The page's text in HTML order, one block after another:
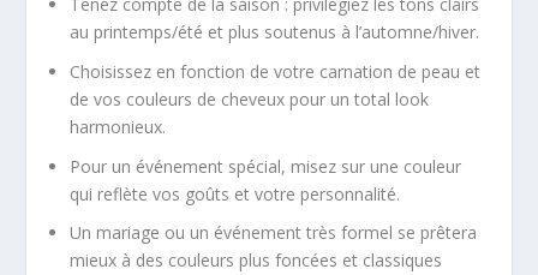
au printemps/été et plus soutenus à l’automne/hiver.
Choisissez en fonction de votre carnation de peau et
de vos couleurs de cheveux pour un total look
harmonieux.
Pour un événement spécial, misez sur une couleur
qui reflète vos goûts et votre personnalité.
Un mariage ou un événement très formel se prêtera
mieux à des couleurs plus foncées et classiques